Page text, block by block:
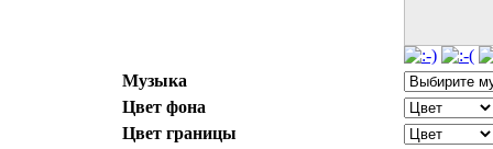
Музыка
Цвет фона
Цвет границы